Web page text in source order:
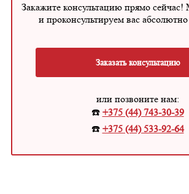
Закажите консультацию прямо
и проконсультируем вас
Заказать консультацию
или позвоните нам:
☎️ +375 (44) 743-30-39
☎️ +375 (44) 533-92-64